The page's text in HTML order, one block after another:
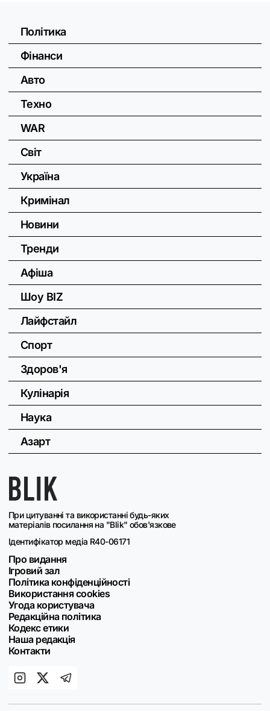
При цитуванні та використанні будь-яких
матеріалів посилання на "Blik" обов'язкове
Ідентифікатор медіа R40-06171
Про видання
Ігровий зал
Політика конфіденційності
Використання cookies
Угода користувача
Редакційна політика
Кодекс етики
Наша редакція
Контакти
Політика
Фінанси
Авто
Техно
WAR
Світ
Україна
Кримінал
Новини
Тренди
Афіша
Шоу BIZ
Лайфстайл
Спорт
Здоров'я
Кулінарія
Наука
Азарт